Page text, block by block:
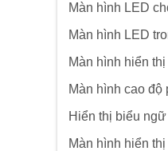
Màn hình LED
Màn hình LED
Màn hình hiển
Màn hình cao độ
Hiển thị biểu
Màn hình hiển